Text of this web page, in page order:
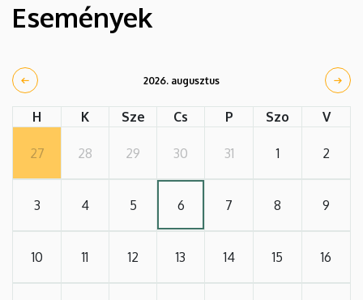
Események
2026. augusztus
H K Sze Cs P Szo V
27 28 29 30 31 1 2
3 4 5 6 7 8 9
10 11 12 13 14 15 16